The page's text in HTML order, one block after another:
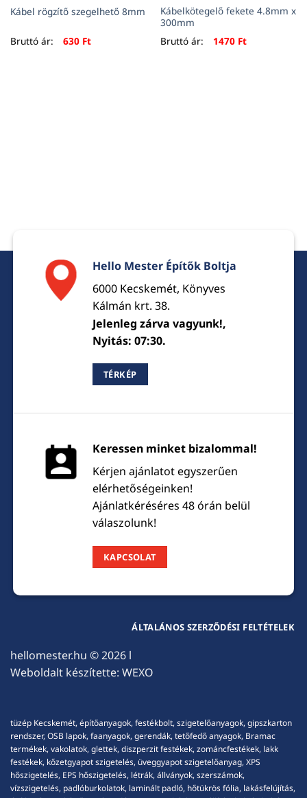
Kábel rögzítő szegelhető 8mm
Bruttó ár: 630 Ft
Kábelkötegelő fekete 4.8mm x
300mm
Bruttó ár:
1470 Ft
Hello Mester Építők Boltja
6000 Kecskemét, Könyves
Kálmán krt. 38.
Jelenleg zárva vagyunk!,
Nyitás: 07:30.
TÉRKÉP
Keressen minket bizalommal!
Kérjen ajánlatot egyszerűen
elérhetőségeinken!
Ajánlatkéréséres 48 órán belül
válaszolunk!
KAPCSOLAT
hellomester.hu © 2026 l
Weboldalt készítette: WEXO
ÁLTALÁNOS SZERZŐDÉSI FELTÉTELEK
tüzép Kecskemét, építőanyagok, festékbolt, szigetelőanyagok, gipszkarton
rendszer, OSB lapok, faanyagok, gerendák, tetőfedő anyagok, Bramac
termékek, vakolatok, glettek, diszperzit festékek, zománcfestékek, lakk
festékek, kőzetgyapot szigetelés, üveggyapot szigetelőanyag, XPS
hőszigetelés, EPS hőszigetelés, létrák, állványok, szerszámok,
vízszigetelés, padlóburkolatok, laminált padló, hőtükrös fólia, lakásfelújítás,